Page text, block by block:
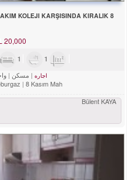
8 KASIM MAH. FILE MARKET VE AKIM KOLEJI KARŞISINDA KIRALIK
20,000
1 1
اجاره مسکن
8 Kasım Mah.
Bülent KAYA